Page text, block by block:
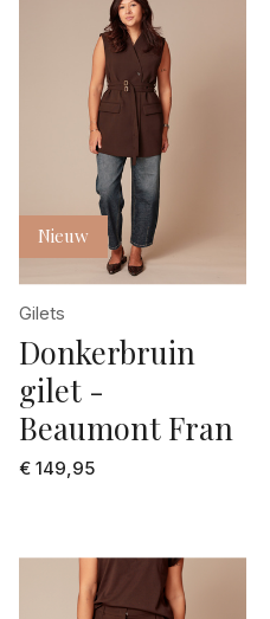
Nieuw
Gilets
Donkerbruin
gilet -
Beaumont Fran
€ 149,95